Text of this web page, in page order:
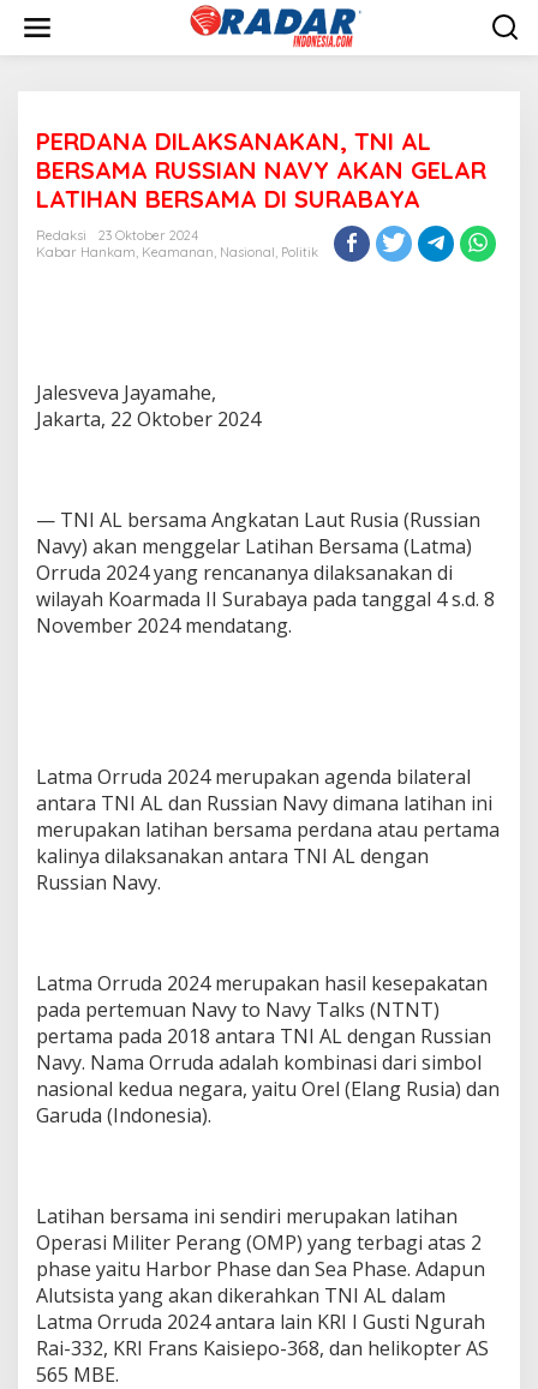
w
PERDANA DILAKSANAKAN, TNI AL
BERSAMA RUSSIAN NAVY AKAN GELAR
LATIHAN BERSAMA DI SURABAYA
Redaksi
23 Oktober 2024
Kabar Hankam, Keamanan, Nasional, Politik
Jalesveva Jayamahe,
Jakarta, 22 Oktober 2024
— TNI AL bersama Angkatan Laut Rusia (Russian
Navy) akan menggelar Latihan Bersama (Latma)
Orruda 2024 yang rencananya dilaksanakan di
wilayah Koarmada II Surabaya pada tanggal 4 s.d. 8
November 2024 mendatang.
Latma Orruda 2024 merupakan agenda bilateral
antara TNI AL dan Russian Navy dimana latihan ini
merupakan latihan bersama perdana atau pertama
kalinya dilaksanakan antara TNI AL dengan
Russian Navy.
Latma Orruda 2024 merupakan hasil kesepakatan
pada pertemuan Navy to Navy Talks (NTNT)
pertama pada 2018 antara TNI AL dengan Russian
Navy. Nama Orruda adalah kombinasi dari simbol
nasional kedua negara, yaitu Orel (Elang Rusia) dan
Garuda (Indonesia).
Latihan bersama ini sendiri merupakan latihan
Operasi Militer Perang (OMP) yang terbagi atas 2
phase yaitu Harbor Phase dan Sea Phase. Adapun
Alutsista yang akan dikerahkan TNI AL dalam
Latma Orruda 2024 antara lain KRI I Gusti Ngurah
Rai-332, KRI Frans Kaisiepo-368, dan helikopter AS
565 MBE.